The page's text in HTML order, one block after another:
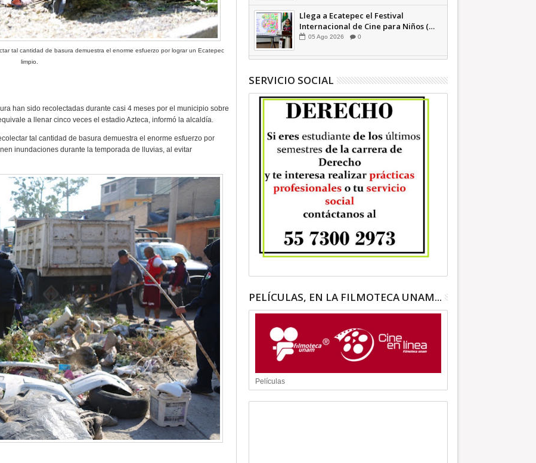
tal cantidad de basura demuestra el enorme esfuerzo por lograr un Ecatepec
limpio.
han sido recolectadas durante casi 4 meses por el municipio sobre
a llenar cinco veces el estadio Azteca, informó la alcaldía.
tal cantidad de basura demuestra el enorme esfuerzo por
inundaciones durante la temporada de lluvias, al evitar
Llega a Ecatepec el Festival
Internacional de Cine para Niños (…
y no tan Niños) +Video INFORMATIVA
05 Ago 2026 0
SERVICIO SOCIAL
PELÍCULAS, EN LA FILMOTECA UNAM...
Películas